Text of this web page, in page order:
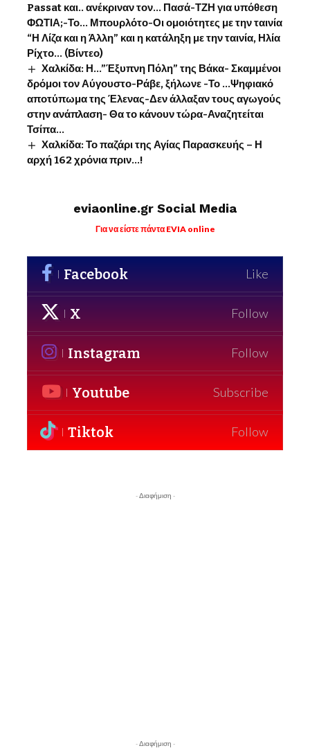
Passat και.. ανέκριναν τον… Πασά-ΤΖΗ για υπόθεση
ΦΩΤΙΑ;-Το… Μπουρλότο-Οι ομοιότητες με την ταινία
“Η Λίζα και η Άλλη” και η κατάληξη με την ταινία, Ηλία
Ρίχτο… (Βίντεο)
Χαλκίδα: Η…”Έξυπνη Πόλη” της Βάκα- Σκαμμένοι
δρόμοι τον Αύγουστο-Ράβε, ξήλωνε -Το …Ψηφιακό
αποτύπωμα της Έλενας-Δεν άλλαξαν τους αγωγούς
στην ανάπλαση- Θα το κάνουν τώρα-Αναζητείται
Τσίπα…
Χαλκίδα: Το παζάρι της Αγίας Παρασκευής – Η
αρχή 162 χρόνια πριν…!
eviaonline.gr Social Media
Για να είστε πάντα EVIA online
Facebook Like
X Follow
Instagram Follow
Youtube Subscribe
Tiktok Follow
- Διαφήμιση -
- Διαφήμιση -